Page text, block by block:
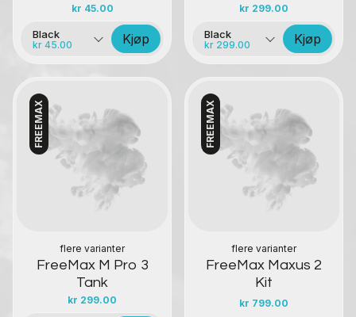
kr 45.00
Black
kr 45.00 Kjøp
kr 299.00
Black
kr 299.00 Kjøp
FREEMAX
flere varianter
FreeMax M Pro 3
Tank
kr 299.00
Kontakt oss FREEMAX
flere varianter
FreeMax Maxus 2
Kit
kr 799.00
Kontakt oss